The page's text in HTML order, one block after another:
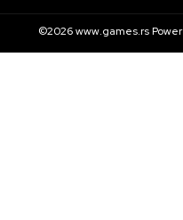
©2026www.games.rs